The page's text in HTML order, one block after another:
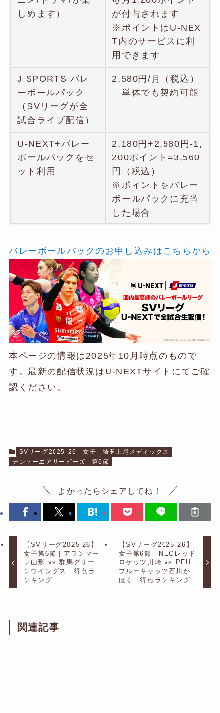
しめます）
が付与されます
※ポイントはU-NEX
T内のサービスに利
用できます
J SPORTS バレ
ーボールパック
（SVリーグが全
試合ライブ配信）
2,580円/月（税込）
単体でも契約可能
U-NEXT+バレー
ボールパックをセ
ット利用
2,180円+2,580円-1,
200ポイント=3,560
円（税込）
※ポイントをバレー
ボールパックに充当
した場合
バレーボールパックのお申し込みはこちらから
本ページの情報は2025年10月時点のもので
す。最新の配信状況はU-NEXTサイトにてご確
認ください。
SVリーグ2025-26 女子
埼玉上尾メディックス
デンソーエアリービーズ
第6節
よかったらシェアしてね！
【SVリーグ2025-26】
女子第6節｜アランマー
レ山形 vs 群馬グリー
ンウイングス 得点ラ
ンキング
【SVリーグ2025-26】
女子第6節｜NECレッド
ロケッツ川崎 vs PFU
ブルーキャッツ石川か
ほく 得点ランキング
関連記事